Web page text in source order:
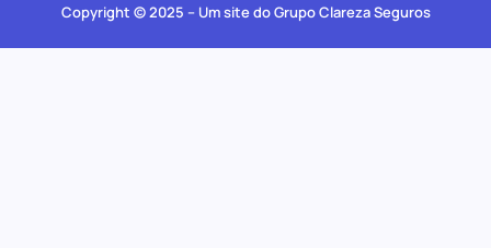
Copyright © 2025 – Um site do Grupo Clareza Seguros